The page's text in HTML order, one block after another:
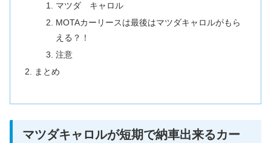
マツダ キャロル
MOTAカーリースは最後はマツダキャロルがもら
える？！
注意
まとめ
マツダキャロルが短期で納車出来るカー